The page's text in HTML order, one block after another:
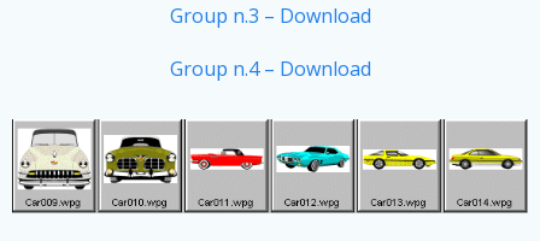
Group n.3 – Download
Group n.4 – Download